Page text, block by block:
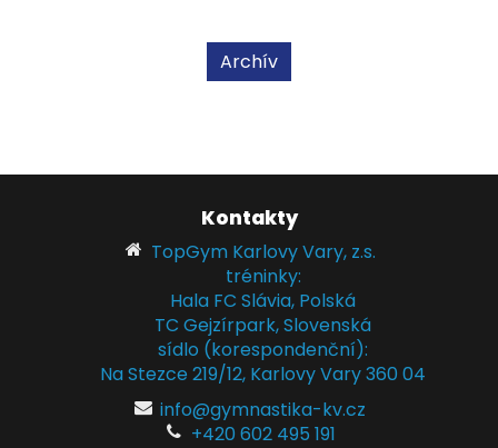
Archív
Kontakty
TopGym Karlovy Vary, z.s.
tréninky:
Hala FC Slávia, Polská
TC Gejzírpark, Slovenská
sídlo (korespondenční):
Na Stezce 219/12, Karlovy Vary 360 04
info@gymnastika-kv.cz
+420 602 495 191